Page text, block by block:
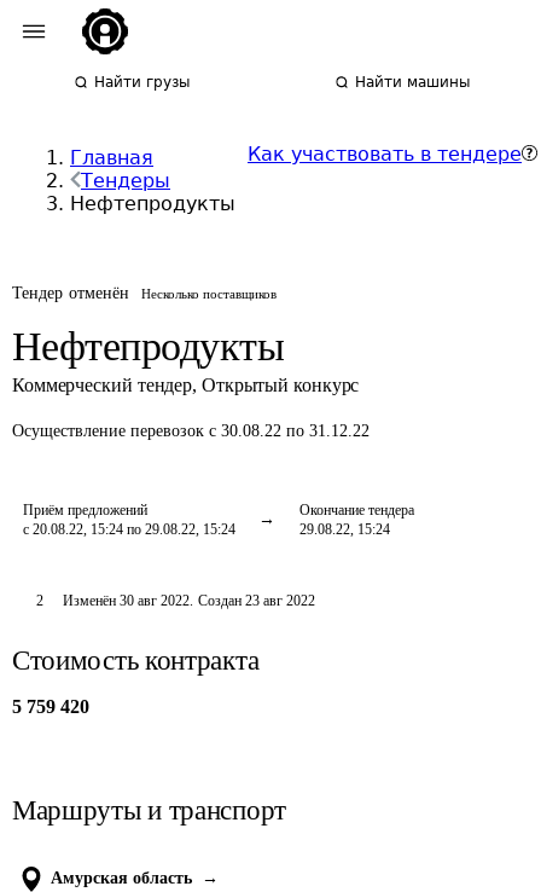
Найти грузы Найти машины
Главная
Тендеры
Нефтепродукты
Как участвовать в тендере
Тендер отменён Несколько поставщиков
Нефтепродукты
Коммерческий тендер, Открытый конкурс
Осуществление перевозок с 30.08.22 по 31.12.22
Приём предложений
с 20.08.22, 15:24 по 29.08.22, 15:24
Окончание тендера
29.08.22, 15:24
2 Изменён 30 авг 2022. Создан 23 авг 2022
Стоимость контракта
5 759 420
Маршруты и транспорт
Амурская область
→